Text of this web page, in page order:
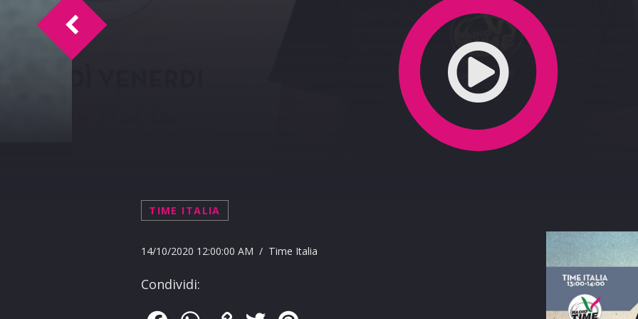
TIME ITALIA
14/10/2020 12:00:00 AM / Time Italia
Condividi:
Time Italia Intervista La Municipal 14-10-2020